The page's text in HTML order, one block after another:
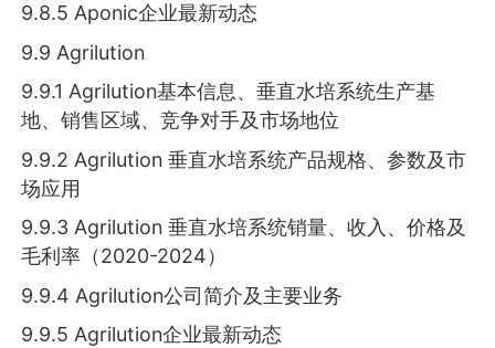
9.8.5 Aponic企业最新动态
9.9 Agrilution
9.9.1 Agrilution基本信息、垂直水培系统生产基
地、销售区域、竞争对手及市场地位
9.9.2 Agrilution 垂直水培系统产品规格、参数及市
场应用
9.9.3 Agrilution 垂直水培系统销量、收入、价格及
毛利率（2020-2024）
9.9.4 Agrilution公司简介及主要业务
9.9.5 Agrilution企业最新动态